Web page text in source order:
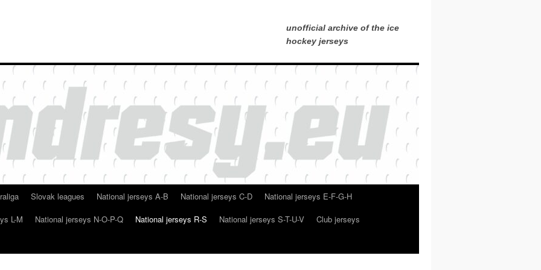
unofficial archive of the ice
hockey jerseys
Slovak leagues National jerseys A-B National jerseys C-D
National jerseys E-F-G-H
L-M National jerseys N-O-P-Q National jerseys R-S National jerseys S-T-U-V
Club jerseys